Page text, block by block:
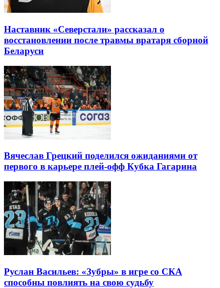
Наставник «Северстали» рассказал о
восстановлении после травмы вратаря сборной
Беларуси
Вячеслав Грецкий поделился ожиданиями от
первого в карьере плей-офф Кубка Гагарина
Руслан Васильев: «Зубры» в игре со СКА
способны повлиять на свою судьбу